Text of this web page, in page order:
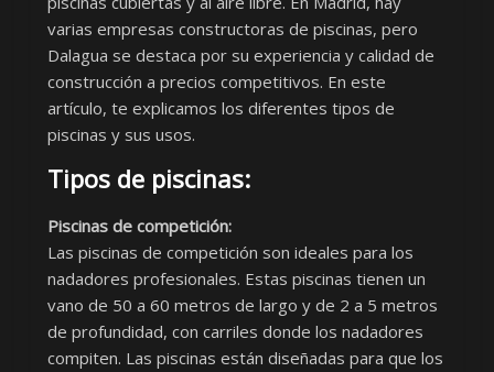
varias empresas constructoras de piscinas, pero
Dalagua se destaca por su experiencia y calidad de
construcción a precios competitivos. En este
artículo, te explicamos los diferentes tipos de
piscinas y sus usos.
Tipos de piscinas:
Piscinas de competición:
Las piscinas de competición son ideales para los
nadadores profesionales. Estas piscinas tienen un
vano de 50 a 60 metros de largo y de 2 a 5 metros
de profundidad, con carriles donde los nadadores
compiten. Las piscinas están diseñadas para que los